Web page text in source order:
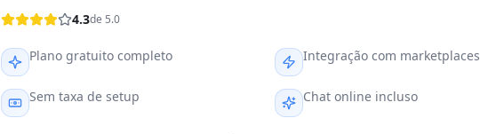
4.3de 5.0
Plano gratuito completo Integração com marketplaces
Sem taxa de setup Chat online incluso